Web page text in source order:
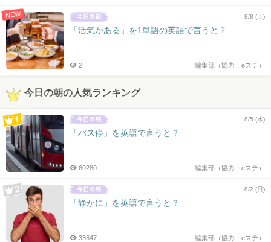
NEW 8/8 (土)
「活気がある」を1単語の英語で言うと？
編集部（協力：eステ）
2
今日の朝の人気ランキング
8/5 (水)
「バス停」を英語で言うと？
編集部（協力：eステ）
60280
8/2 (日)
「静かに」を英語で言うと？
編集部（協力：eステ）
33647